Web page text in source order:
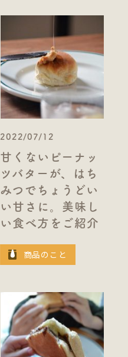
2022/07/12
甘くないピーナッ
ツバターが、はち
みつでちょうどい
い甘さに。美味し
い食べ方をご紹介
商品のこと